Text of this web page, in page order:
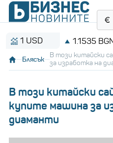
USD 1.1535 BGN
Блясък
В този китайски
за изработка на
В този китайски
купите машина за
диаманти